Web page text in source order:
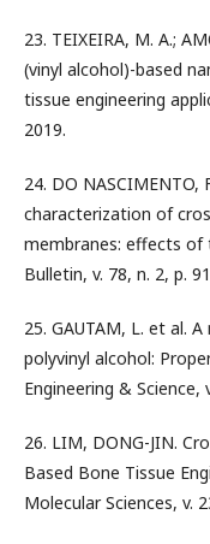
23. TEIXEIRA, M. A.;
(vinyl alcohol)-based
tissue engineering
2019.
24. DO NASCIMENTO,
characterization of
membranes: effects of
Bulletin, v. 78, n. 2, p.
25. GAUTAM, L. et al.
polyvinyl alcohol:
Engineering & Science,
26. LIM, DONG-JIN.
Based Bone Tissue
Molecular Sciences, v.